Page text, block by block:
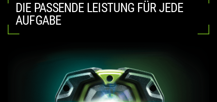
DIE PASSENDE LEISTUNG FÜR JEDE
AUFGABE